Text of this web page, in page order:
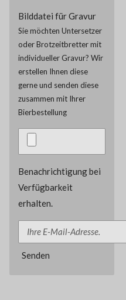
Bilddatei für Gravur
Sie möchten Untersetzer
oder Brotzeitbretter mit
individueller Gravur? Wir
erstellen Ihnen diese
gerne und senden diese
zusammen mit Ihrer
Bierbestellung
Benachrichtigung bei
Verfügbarkeit
erhalten.
Senden